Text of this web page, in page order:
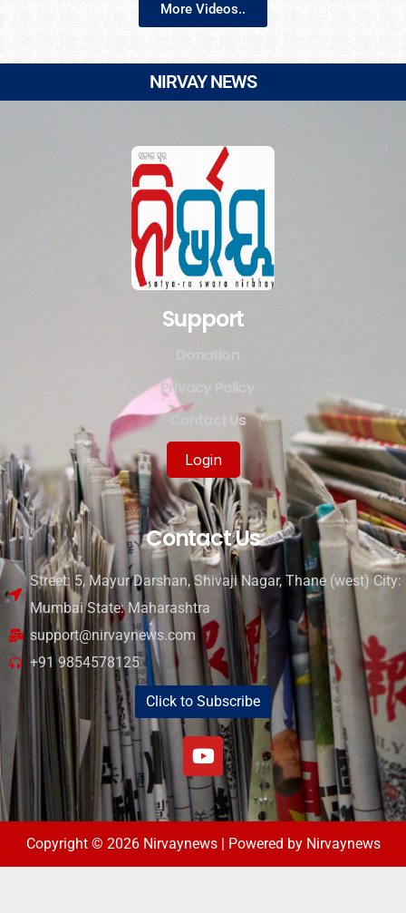
More Videos..
NIRVAY NEWS
Support
Privacy Policy
Contact Us
Login
Contact Us
Street: 5, Mayur Darshan, Shivaji Nagar, Thane (west) City:
Mumbai State: Maharashtra
support@nirvaynews.com
+91 9854578125
Click to Subscribe
Copyright © 2026 Nirvaynews | Powered by Nirvaynews